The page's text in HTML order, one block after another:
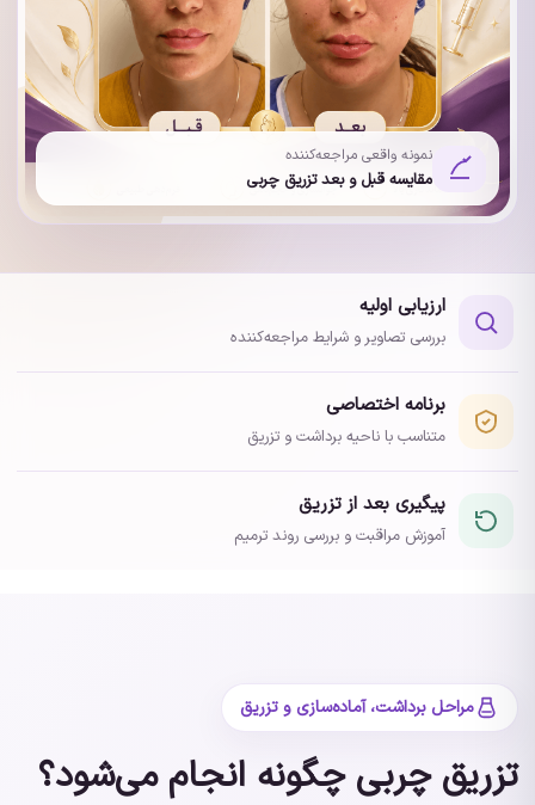
نمونه واقعی مراجعه‌کننده
مقایسه قبل و بعد تزریق چربی
ارزیابی اولیه
بررسی تصاویر و شرایط مراجعه‌کننده
برنامه اختصاصی
متناسب با ناحیه برداشت و تزریق
پیگیری بعد از تزریق
آموزش مراقبت و بررسی روند ترمیم
مراحل برداشت، آماده‌سازی و تزریق
تزریق چربی چگونه انجام می‌شود؟